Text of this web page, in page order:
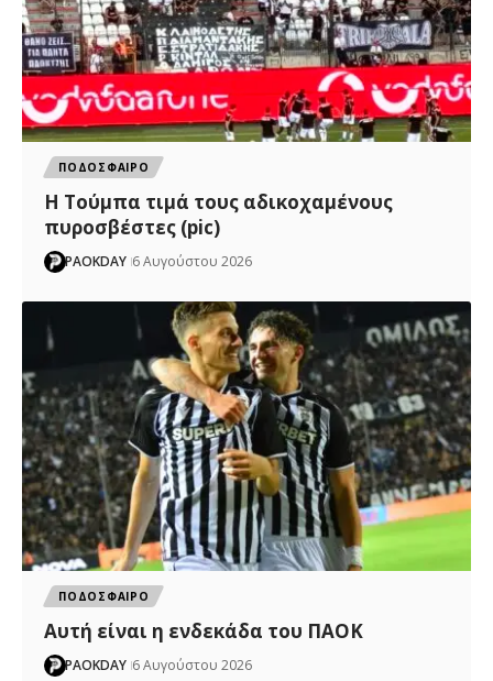
ΠΟΔΟΣΦΑΙΡΟ
H Tούμπα τιμά τους αδικοχαμένους
πυροσβέστες (pic)
PAOKDAY 6 Αυγούστου 2026
ΠΟΔΟΣΦΑΙΡΟ
Αυτή είναι η ενδεκάδα του ΠΑΟΚ
PAOKDAY 6 Αυγούστου 2026